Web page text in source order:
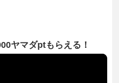
ヤマダptもらえる！